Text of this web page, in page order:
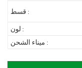
قسط :
لون :
ميناء الشحن :